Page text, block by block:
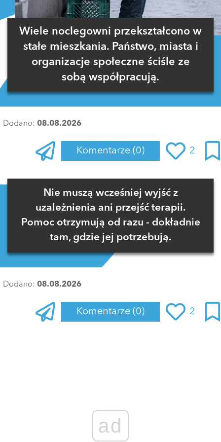
Wiele noclegowni przekształcono w
stałe mieszkania. Państwo, miasta i
organizacje społeczne ściśle ze
sobą współpracują.
Dodano: 08.08.2026
Komentarze (0) 2
Zaloguj się, aby dodać komentarz
Nie muszą wcześniej wyjść z
uzależnienia ani przejść terapii.
Pomoc otrzymują od razu - dokładnie
tam, gdzie jej potrzebują.
Dodano: 08.08.2026
Komentarze (0) 2
ad